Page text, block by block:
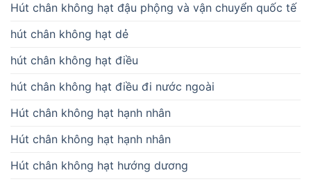
Hút chân không hạt đậu phộng và vận chuyển quốc tế
hút chân không hạt dẻ
hút chân không hạt điều
hút chân không hạt điều đi nước ngoài
Hút chân không hạt hạnh nhân
Hút chân không hạt hạnh nhân
Hút chân không hạt hướng dương